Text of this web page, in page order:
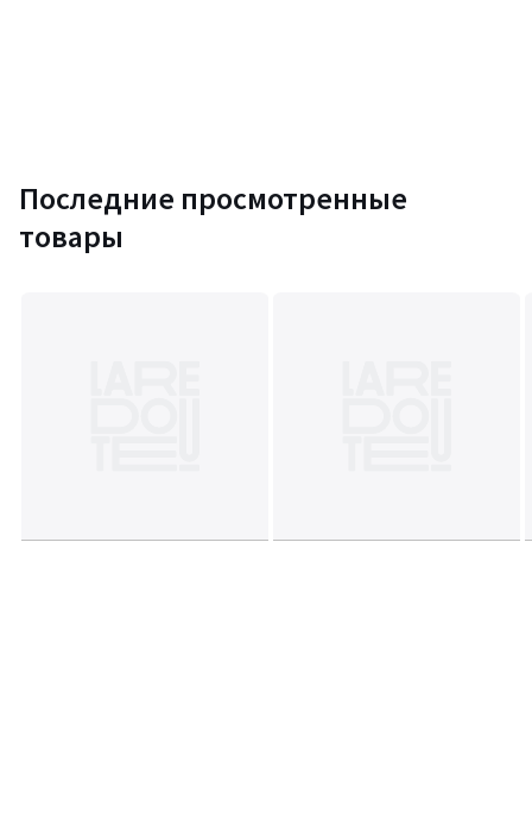
Последние просмотренные
товары